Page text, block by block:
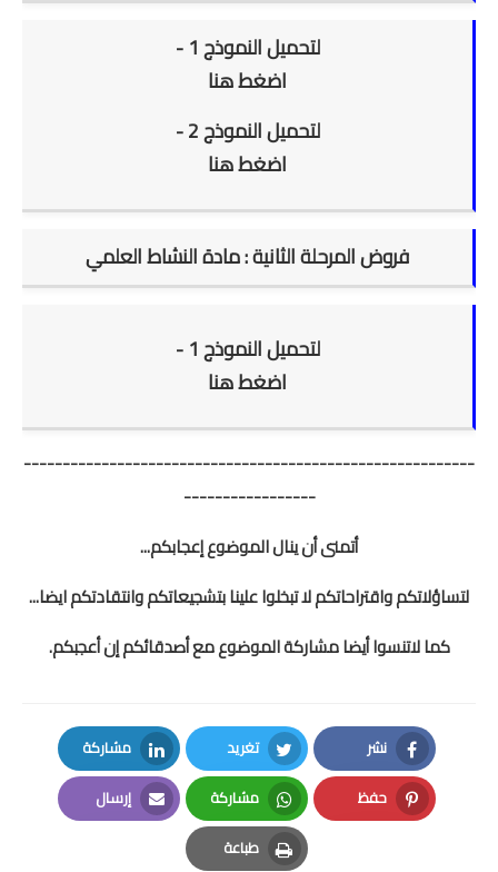
لتحميل النموذج 1 -
اضغط هنا
لتحميل النموذج 2 -
اضغط هنا
فروض المرحلة الثانية : مادة النشاط العلمي
لتحميل النموذج 1 -
اضغط هنا
----------------------------------------------------------
-----------------
أتمنى أن ينال الموضوع إعجابكم...
لتساؤلاتكم واقتراحاتكم لا تبخلوا علينا بتشجيعاتكم وانتقادتكم ايضا...
كما لاتنسوا أيضا مشاركة الموضوع مع أصدقائكم إن أعجبكم.
نشر
Facebook
تغريد
Twitter
مشاركة
LinkedIn
حفظ
Pinterest
مشاركة
Whatsapp
إرسال
Email
طباعة